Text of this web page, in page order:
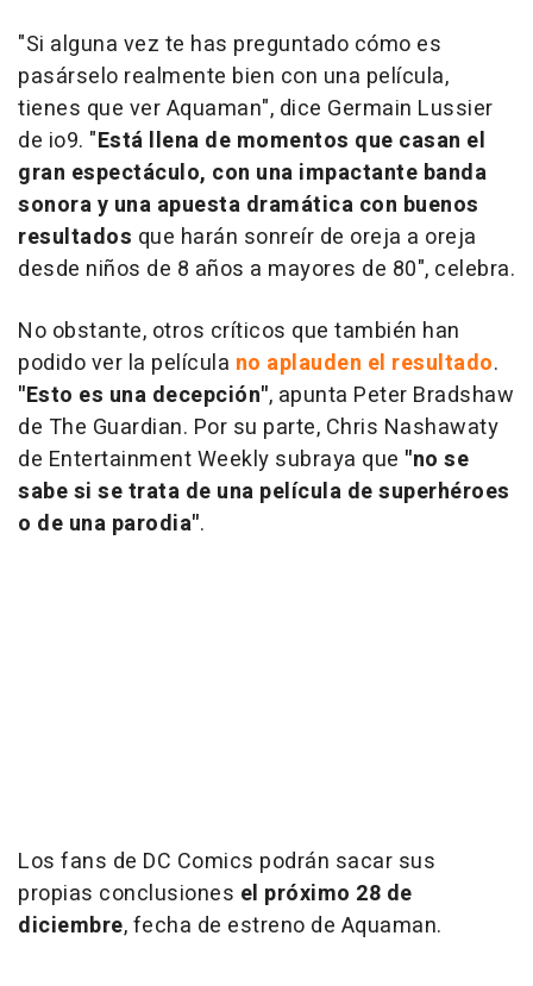
"Si alguna vez te has preguntado cómo es
pasárselo realmente bien con una película,
tienes que verAquaman", dice Germain Lussier
de io9. "Está llena de momentos que casan el
gran espectáculo, con una impactante banda
sonora y una apuesta dramática con buenos
resultados que harán sonreír de oreja a oreja
desde niños de 8 años a mayores de 80", celebra.
No obstante, otros críticos que también han
podido ver la película no aplauden el resultado.
"Esto es una decepción", apunta Peter Bradshaw
de The Guardian. Por su parte, Chris Nashawaty
de Entertainment Weekly subraya que "no se
sabe si se trata de una película de superhéroes
o de una parodia".
Los fans de DC Comics podrán sacar sus
propias conclusiones el próximo 28 de
diciembre, fecha de estreno de Aquaman.